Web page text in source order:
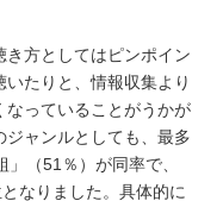
方としてはピンポイン
いたりと、情報収集より
なっていることがうかが
ジャンルとしても、最多
（51％）が同率で、
なりました。具体的に